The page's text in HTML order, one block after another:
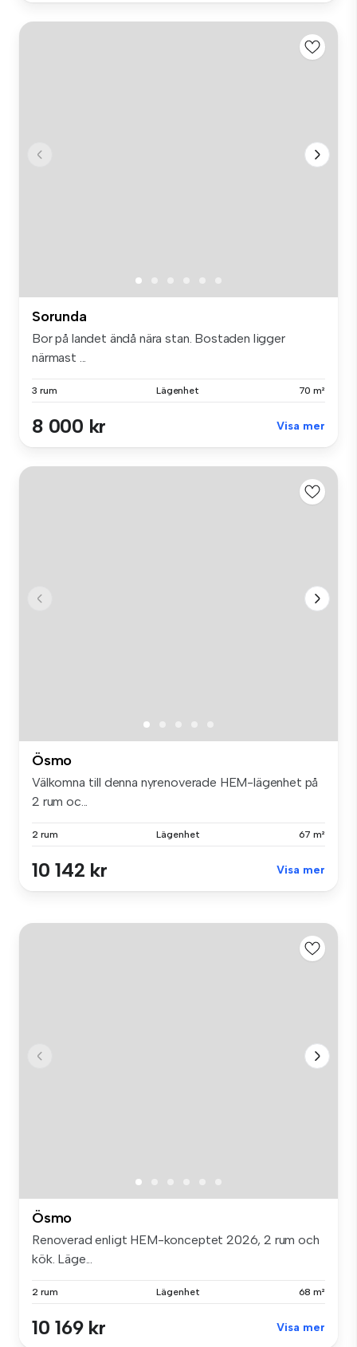
Sorunda
Bor på landet ändå nära stan. Bostaden ligger
närmast ...
3 rum Lägenhet 70 m²
8 000 kr Visa mer
Ösmo
Välkomna till denna nyrenoverade HEM-lägenhet på
2 rum oc...
2 rum Lägenhet 67 m²
10 142 kr Visa mer
Ösmo
Renoverad enligt HEM-konceptet 2026, 2 rum och
kök. Läge...
2 rum Lägenhet 68 m²
10 169 kr Visa mer